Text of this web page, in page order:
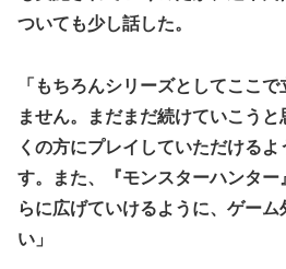
ついても少し話した。
「もちろんシリーズとしてここ
ません。まだまだ続けていこう
くの方にプレイしていただける
す。また、『モンスターハンター
らに広げていけるように、ゲー
い」